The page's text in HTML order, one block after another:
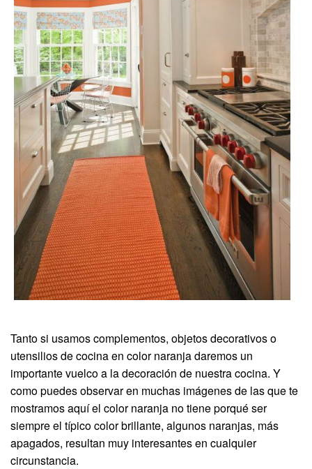
Tanto si usamos complementos, objetos decorativos o
utensilios de cocina en color naranja daremos un
importante vuelco a la decoración de nuestra cocina. Y
como puedes observar en muchas imágenes de las que te
mostramos aquí el color naranja no tiene porqué ser
siempre el típico color brillante, algunos naranjas, más
apagados, resultan muy interesantes en cualquier
circunstancia.